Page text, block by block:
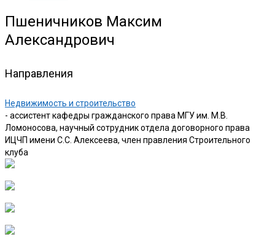
Пшеничников Максим
Александрович
Направления
Недвижимость и строительство
- ассистент кафедры гражданского права МГУ им. М.В.
Ломоносова, научный сотрудник отдела договорного права
ИЦЧП имени С.С. Алексеева, член правления Строительного
клуба